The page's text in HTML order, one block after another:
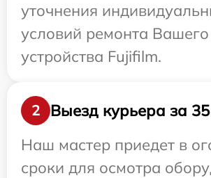
уточнения
условий ремонта Вашего
устройства Fujifilm.
2
Выезд курьера за
Наш мастер приедет в
сроки для осмотра